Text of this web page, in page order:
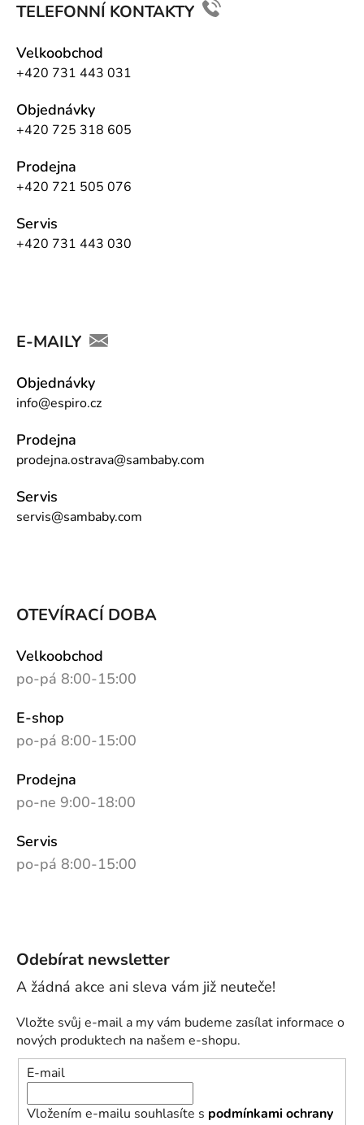
TELEFONNÍ KONTAKTY
Velkoobchod
+420 731 443 031
Objednávky
+420 725 318 605
Prodejna
+420 721 505 076
Servis
+420 731 443 030
E-MAILY
Objednávky
info@espiro.cz
Prodejna
prodejna.ostrava@sambaby.com
Servis
servis@sambaby.com
OTEVÍRACÍ DOBA
Velkoobchod
po-pá 8:00-15:00
E-shop
po-pá 8:00-15:00
Prodejna
po-ne 9:00-18:00
Servis
po-pá 8:00-15:00
Odebírat newsletter
Vložte svůj e-mail a my vám budeme zasílat informace o
nových produktech na našem e-shopu.
E-mail
Vložením e-mailu souhlasíte s podmínkami ochrany